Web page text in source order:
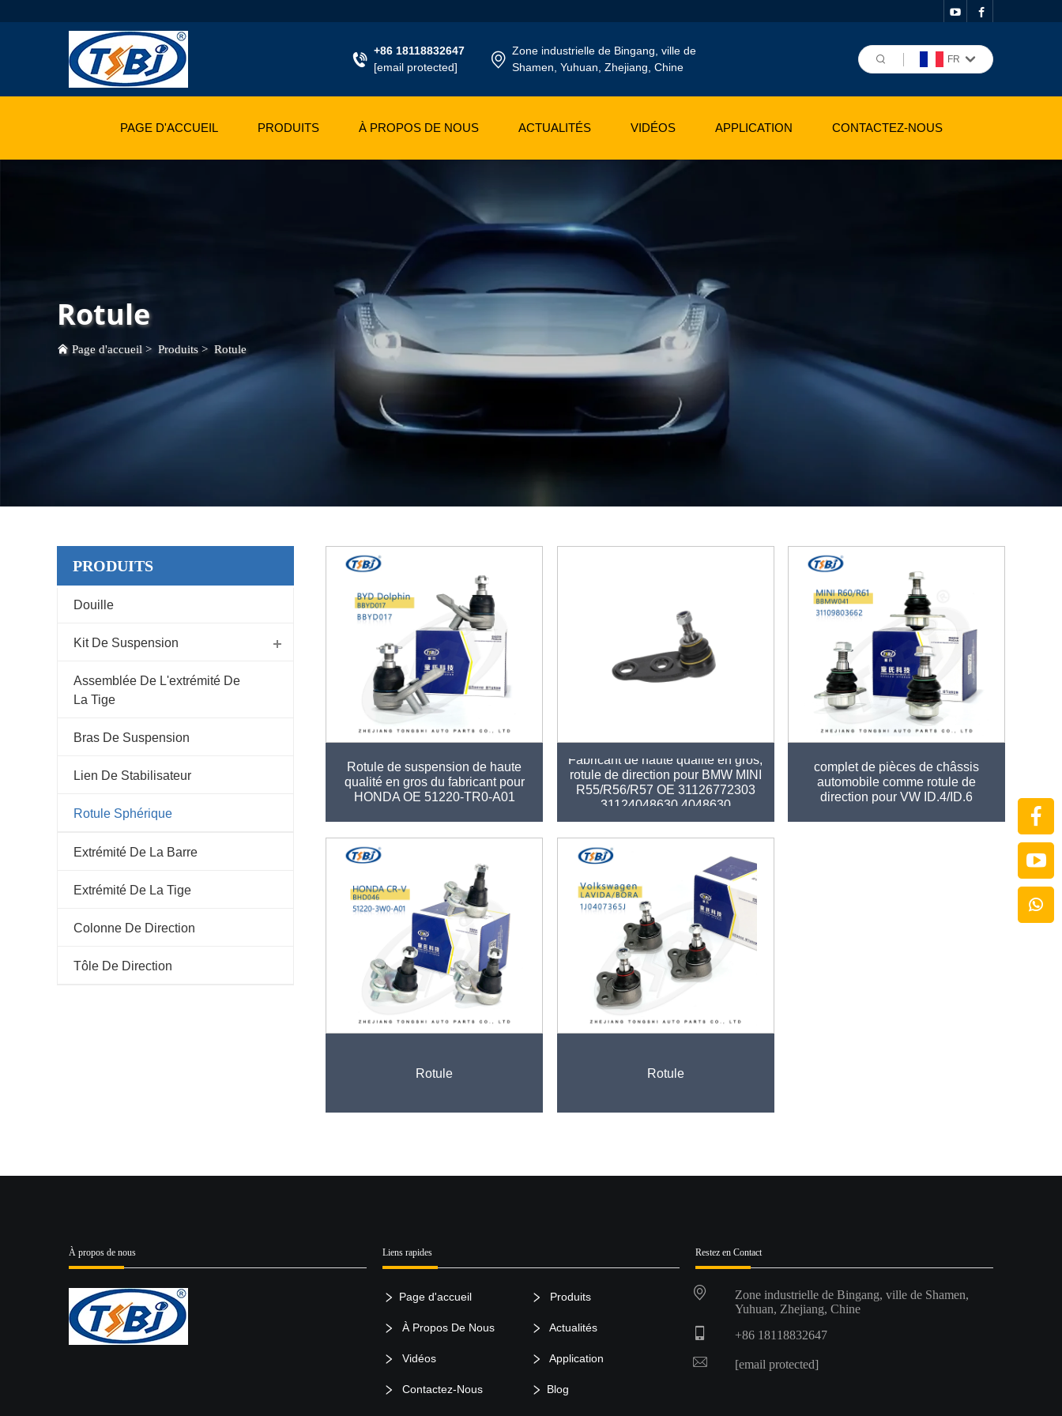
+86 18118832647
[email protected]
Zone industrielle de Bingang, ville de
Shamen, Yuhuan, Zhejiang, Chine
FR
PAGE D'ACCUEIL PRODUITS À PROPOS DE NOUS ACTUALITÉS VIDÉOS APPLICATION CONTACTEZ-NOUS
Rotule
Page d'accueil > Produits > Rotule
PRODUITS
Douille
Kit De Suspension
Assemblée De L'extrémité De
La Tige
Bras De Suspension
Lien De Stabilisateur
Rotule Sphérique
Extrémité De La Barre
Extrémité De La Tige
Colonne De Direction
Tôle De Direction
Rotule de suspension de haute
qualité en gros du fabricant pour
HONDA OE 51220-TR0-A01
Fabricant de haute qualité en gros,
rotule de direction pour BMW MINI
R55/R56/R57 OE 31126772303
31124048630 4048630
complet de pièces de châssis
automobile comme rotule de
direction pour VW ID.4/ID.6
Rotule Rotule
À propos de nous Liens rapides
Page d'accueil Produits
À Propos De Nous Actualités
Vidéos Application
Contactez-Nous Blog
Restez en Contact
Zone industrielle de Bingang, ville de Shamen,
Yuhuan, Zhejiang, Chine
+86 18118832647
[email protected]